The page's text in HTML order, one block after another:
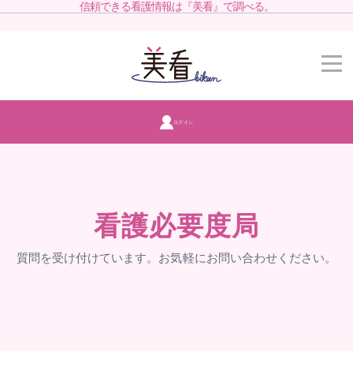
信頼できる看護情報は『美看』で調べる。
ログイン
看護必要度局
質問を受け付けています。お気軽にお問い合わせください。